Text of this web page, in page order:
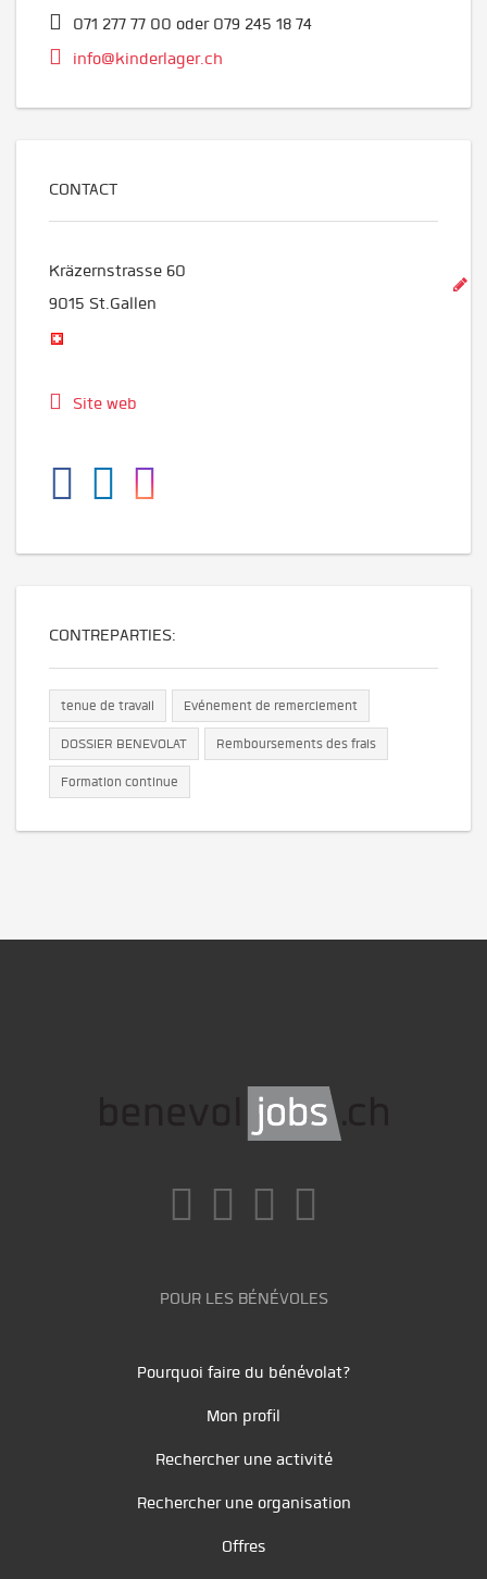
071 277 77 00 oder 079 245 18 74
info@kinderlager.ch
CONTACT
Kräzernstrasse 60
9015 St.Gallen
Site web
CONTREPARTIES:
tenue de travail Evénement de remerciement
DOSSIER BENEVOLAT Remboursements des frais
Formation continue
POUR LES BÉNÉVOLES
Pourquoi faire du bénévolat?
Mon profil
Rechercher une activité
Rechercher une organisation
Offres